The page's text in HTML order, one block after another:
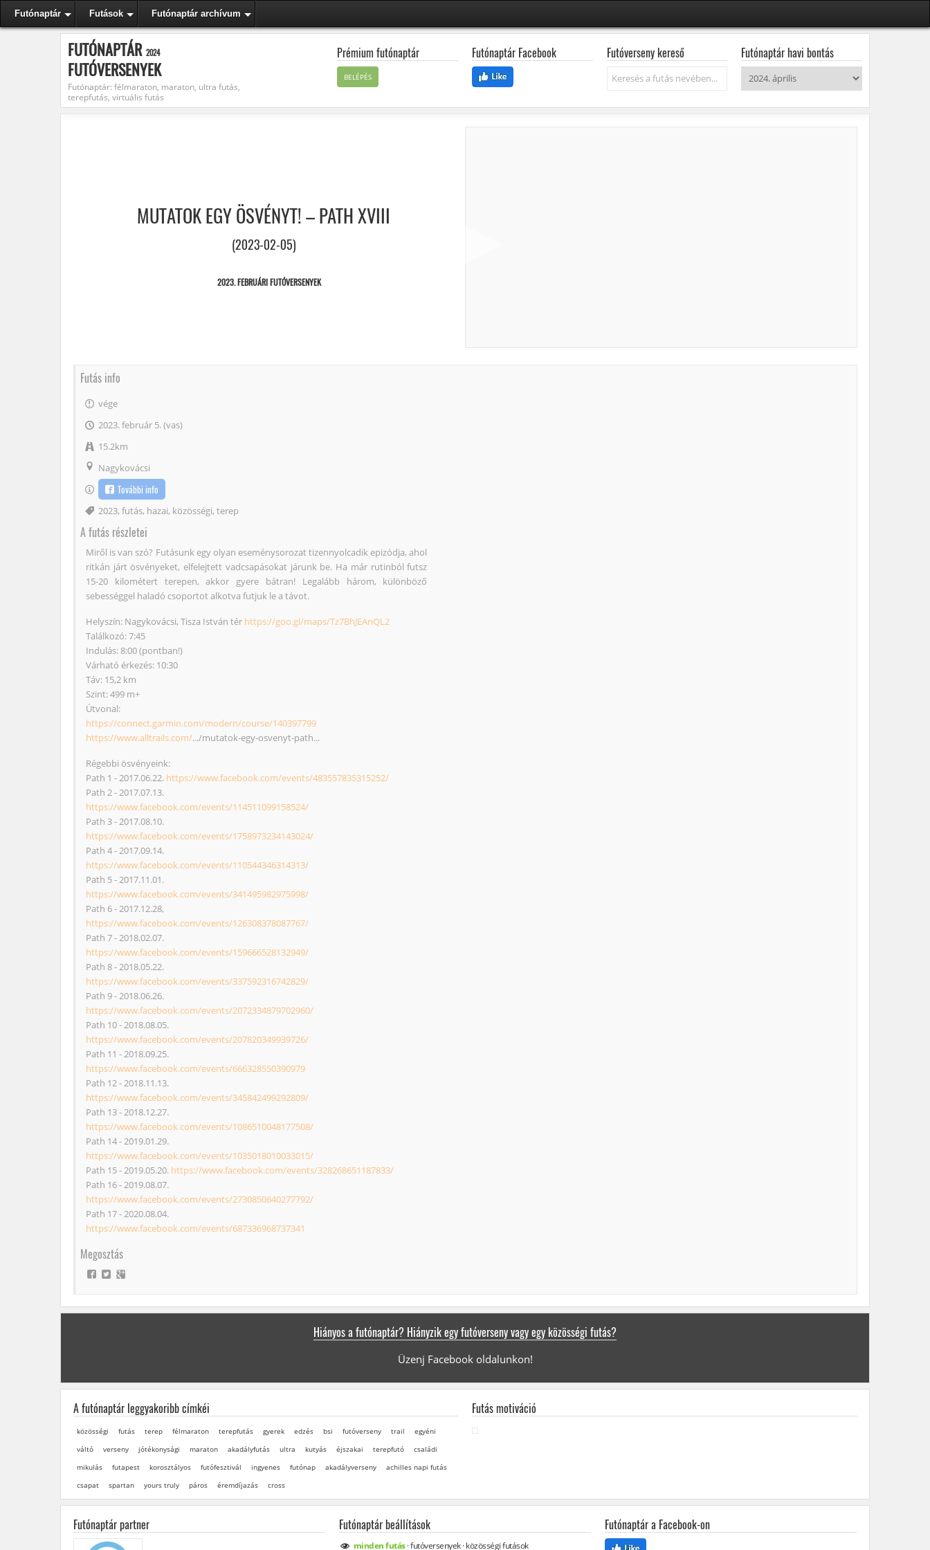
Futónaptár Futások Futónaptár archívum
FUTÓNAPTÁR 2024
FUTÓVERSENYEK
Futónaptár: félmaraton, maraton, ultra futás,
terepfutás, virtuális futás
Prémium futónaptár
BELÉPÉS
Futónaptár Facebook Futóverseny kereső
Keresés...
Futónaptár havi bontás
MUTATOK EGY ÖSVÉNYT! – PATH XVIII
(2023-02-05)
2023. FEBRUÁRI FUTÓVERSENYEK
Futás info
vége
2023. február 5. (vas)
15.2km
Nagykovácsi
További info
Címke
2023, futás, hazai, közösségi, terep
A futás részletei
Miről is van szó? Futásunk egy olyan eseménysorozat tizennyolcadik epizódja, ahol
ritkán járt ösvényeket, elfelejtett vadcsapásokat járunk be. Ha már rutinból futsz
15-20 kilométert terepen, akkor gyere bátran! Legalább három, különböző
sebességgel haladó csoportot alkotva futjuk le a távot.
Helyszín: Nagykovácsi, Tisza István tér https://goo.gl/maps/Tz7BhJEAnQL2
Találkozó: 7:45
Indulás: 8:00 (pontban!)
Várható érkezés: 10:30
Táv: 15,2 km
Szint: 499 m+
Útvonal:
https://connect.garmin.com/modern/course/140397799
https://www.alltrails.com/.../mutatok-egy-osvenyt-path...
Régebbi ösvényeink:
Path 1 - 2017.06.22. https://www.facebook.com/events/483557835315252/
Path 2 - 2017.07.13.
https://www.facebook.com/events/114511099158524/
Path 3 - 2017.08.10.
https://www.facebook.com/events/1758973234143024/
Path 4 - 2017.09.14.
https://www.facebook.com/events/110544346314313/
Path 5 - 2017.11.01.
https://www.facebook.com/events/341495982975998/
Path 6 - 2017.12.28,
https://www.facebook.com/events/126308378087767/
Path 7 - 2018.02.07.
https://www.facebook.com/events/159666528132949/
Path 8 - 2018.05.22.
https://www.facebook.com/events/337592316742829/
Path 9 - 2018.06.26.
https://www.facebook.com/events/2072334879702960/
Path 10 - 2018.08.05.
https://www.facebook.com/events/207820349939726/
Path 11 - 2018.09.25.
https://www.facebook.com/events/666328550390979
Path 12 - 2018.11.13.
https://www.facebook.com/events/345842499292809/
Path 13 - 2018.12.27.
https://www.facebook.com/events/1086510048177508/
Path 14 - 2019.01.29.
https://www.facebook.com/events/1035018010033015/
Path 15 - 2019.05.20. https://www.facebook.com/events/328268651187833/
Path 16 - 2019.08.07.
https://www.facebook.com/events/2730850640277792/
Path 17 - 2020.08.04.
https://www.facebook.com/events/687336968737341
Megosztás
Hiányos a futónaptár? Hiányzik egy futóverseny vagy egy közösségi futás?
Üzenj Facebook oldalunkon!
A futónaptár leggyakoribb címkéi
közösségi futás terep félmaraton terepfutás gyerek edzés bsi futóverseny trail
egyéni
váltó
verseny jótékonysági maraton akadályfutás ultra kutyás éjszakai terepfutó
családi
mikulás
futapest korosztályos futófesztivál ingyenes futónap akadályverseny
achilles napi futás
csapat
spartan yours truly páros éremdíjazás cross
Futás motiváció
Futónaptár partner Futónaptár beállítások
mindenfutás·futóversenyek·közösségifutások
Futónaptár a Facebook-on